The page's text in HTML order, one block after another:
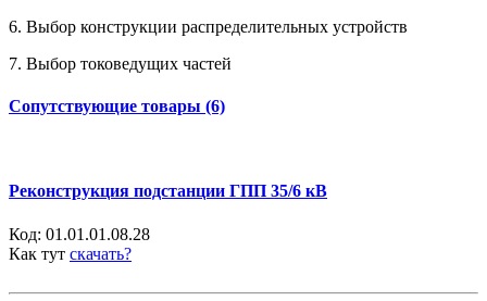
6. Выбор конструкции распределительных устройств
7. Выбор токоведущих частей
Сопутствующие товары (6)
Реконструкция подстанции ГПП 35/6 кВ
Код: 01.01.01.08.28
Как тут скачать?